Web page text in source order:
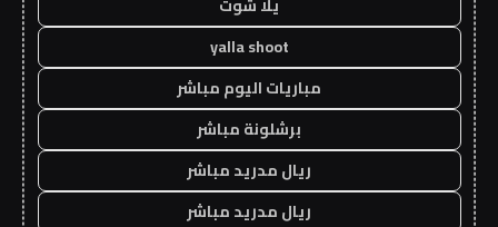
yalla shoot
مباريات اليوم مباشر
برشلونة مباشر
ريال مدريد مباشر
ريال مدريد مباشر